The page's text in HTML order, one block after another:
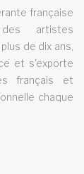
epinalfrançaise
artistes
de dix ans,
et s'exporte
français et
chaque